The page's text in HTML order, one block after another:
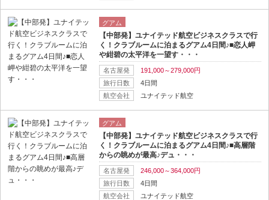
グアム
【中部発】ユナイテッド航空ビジネスクラスで行
く！クラブルームに泊まるグアム4日間♪■恋人岬
や紺碧の太平洋を一望す・・・
名古屋発
191,000～279,000円
旅行日数
4日間
航空会社
ユナイテッド航空
グアム
【中部発】ユナイテッド航空ビジネスクラスで行
く！クラブルームに泊まるグアム4日間♪■高層階
からの眺めが最高♪デュ・・・
名古屋発
246,000～364,000円
旅行日数
4日間
航空会社
ユナイテッド航空